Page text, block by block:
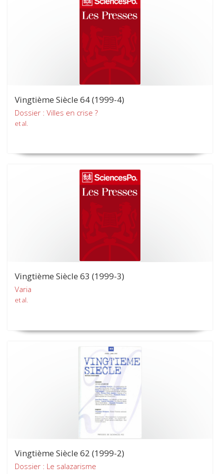
Vingtième Siècle 64 (1999-4)
Dossier : Villes en crise ?
et al.
Vingtième Siècle 63 (1999-3)
Varia
et al.
Vingtième Siècle 62 (1999-2)
Dossier : Le salazarisme